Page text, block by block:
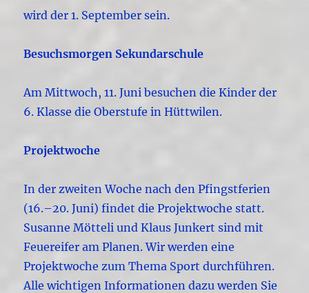
wird der 1. September sein.
Besuchsmorgen Sekundarschule
Am Mittwoch, 11. Juni besuchen die Kinder der
6. Klasse die Oberstufe in Hüttwilen.
Projektwoche
In der zweiten Woche nach den Pfingstferien
(16.–20. Juni) findet die Projektwoche statt.
Susanne Mötteli und Klaus Junkert sind mit
Feuereifer am Planen. Wir werden eine
Projektwoche zum Thema Sport durchführen.
Alle wichtigen Informationen dazu werden Sie